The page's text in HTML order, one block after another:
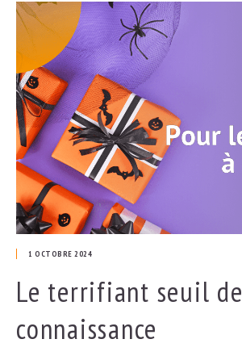
1 OCTOBRE 2024
Le terrifiant seuil de
connaissance